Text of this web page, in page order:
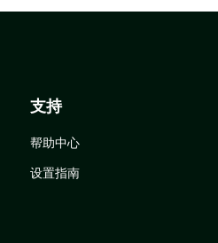
支持
帮助中心
设置指南